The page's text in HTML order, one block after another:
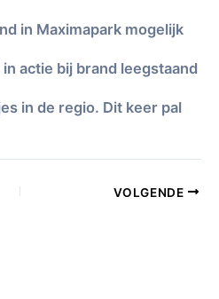
in Maximapark mogelijk
actie bij brand leegstaand
in de regio. Dit keer pal
VOLGENDE